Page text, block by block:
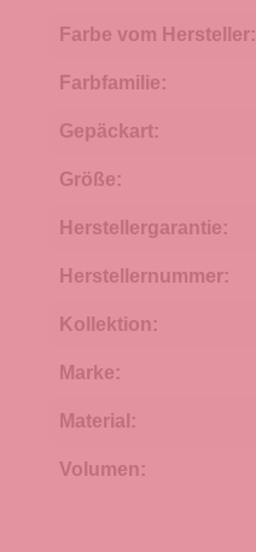
Farbe vom Hersteller:
Farbfamilie:
Gepäckart:
Größe:
Herstellergarantie:
Herstellernummer:
Kollektion:
Marke:
Material:
Volumen: